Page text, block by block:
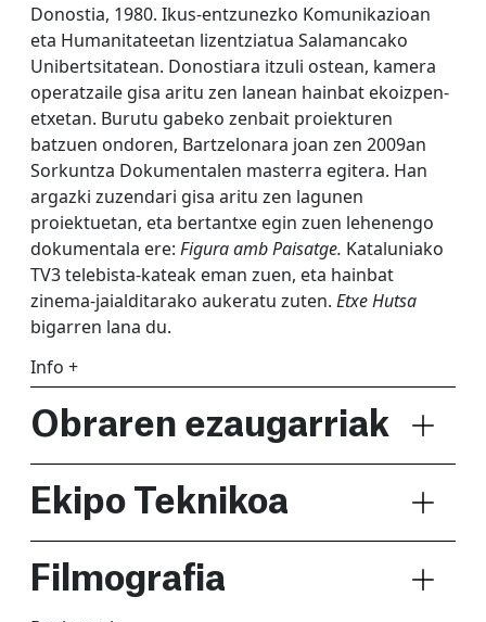
Donostia, 1980. Ikus-entzunezko Komunikazioan
eta Humanitateetan lizentziatua Salamancako
Unibertsitatean. Donostiara itzuli ostean, kamera
operatzaile gisa aritu zen lanean hainbat ekoizpen-
etxetan. Burutu gabeko zenbait proiekturen
batzuen ondoren, Bartzelonara joan zen 2009an
Sorkuntza Dokumentalen masterra egitera. Han
argazki zuzendari gisa aritu zen lagunen
proiektuetan, eta bertantxe egin zuen lehenengo
dokumentala ere: Figura amb Paisatge. Kataluniako
TV3 telebista-kateak eman zuen, eta hainbat
zinema-jaialditarako aukeratu zuten. Etxe Hutsa
bigarren lana du.
Info +
Obraren ezaugarriak
Ekipo Teknikoa
Filmografia